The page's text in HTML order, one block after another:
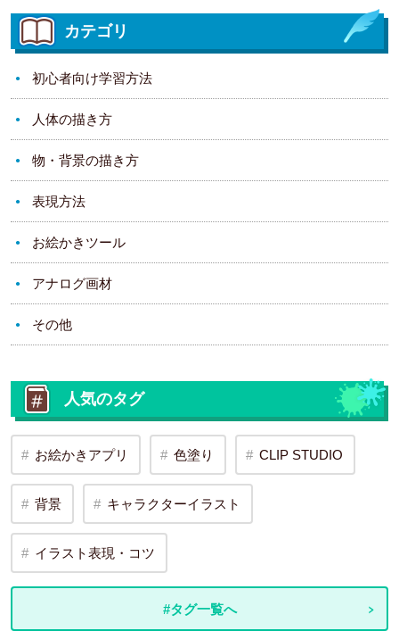
カテゴリ
初心者向け学習方法
人体の描き方
物・背景の描き方
表現方法
お絵かきツール
アナログ画材
その他
人気のタグ
お絵かきアプリ 色塗り CLIP STUDIO
背景 キャラクターイラスト
イラスト表現・コツ
#タグ一覧へ